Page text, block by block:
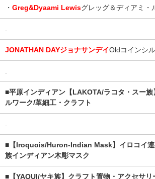
・ Greg&Dyaami Lewisグレッグ＆ディアミ・
.
JONATHAN DAYジョナサンデイOldコインシ
.
■平原インディアン【LAKOTA/ラコタ・スー族
ルワーク/革細工・クラフト
.
■【Iroquois/Huron-Indian Mask】イロコイ連
族インディアン木彫マスク
■【YAQUI/ヤキ族】クラフト置物・アクセサリ